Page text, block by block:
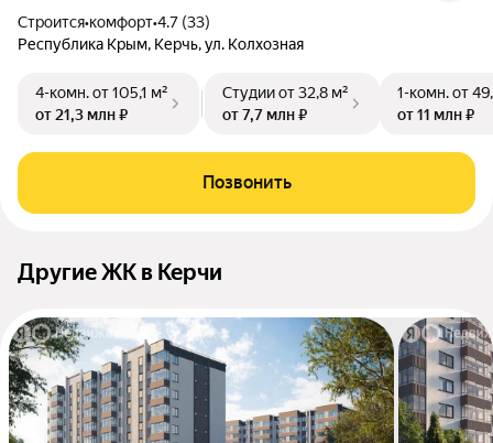
Строится•комфорт•4.7 (33)
Республика Крым, Керчь, ул. Колхозная
4-комн.от 105,1 м²
от 21,3 млн ₽
Студииот 32,8 м²
от 7,7 млн ₽
1-комн.от
от 11 млн ₽
Позвонить
Другие ЖК в Керчи